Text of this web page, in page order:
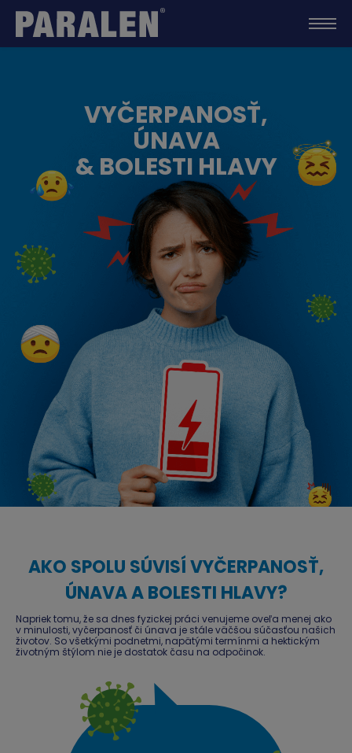
VYČERPANOSŤ,
ÚNAVA
& BOLESTI HLAVY
AKO SPOLU SÚVISÍ VYČERPANOSŤ,
ÚNAVA A BOLESTI HLAVY?
Napriek tomu, že sa dnes fyzickej práci venujeme oveľa menej ako
v minulosti, vyčerpanosť či únava je stále väčšou súčasťou našich
životov. So všetkými podnetmi, napätými termínmi a hektickým
životným štýlom nie je dostatok času na odpočinok.